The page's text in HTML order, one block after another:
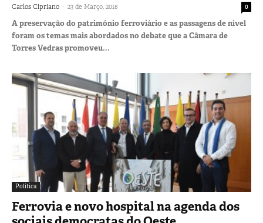
Carlos Cipriano - 23 de Março, 2018 0
A preservação do património ferroviário e as passagens de nível
foram os temas mais abordados no debate que a Câmara de
Torres Vedras promoveu...
Política
Ferrovia e novo hospital na agenda dos